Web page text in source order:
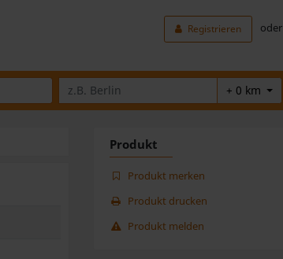
Registrieren oder
Wo suchen Sie?
+ 0 km
Produkt
Produkt merken
Produkt drucken
Produkt melden